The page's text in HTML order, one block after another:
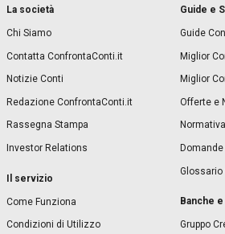
La società
Chi Siamo
Contatta ConfrontaConti.it
Notizie Conti
Redazione ConfrontaConti.it
Rassegna Stampa
Investor Relations
Il servizio
Come Funziona
Condizioni di Utilizzo
Guide e
Guide
Miglior
Miglior
Offerte e
Glossario
Banche
Gruppo